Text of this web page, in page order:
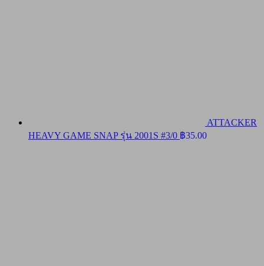
ATTACKER
HEAVY GAME SNAP รุ่น 2001S #3/0 ฿35.00